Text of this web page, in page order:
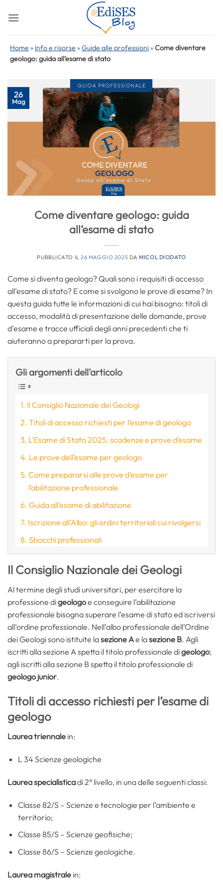
Home » Info e risorse »Guide alle professioni »Come diventare
geologo: guida all’esame di stato
26
Mag
Come diventare geologo: guida
all’esame di stato
PUBBLICATO IL26 MAGGIO 2025 DA MICOL DIODATO
Come si diventa geologo? Quali sono i requisiti di accesso
all’esame di stato? E come si svolgono le prove di esame? In
questa guida tutte le informazioni di cui hai bisogno: titoli di
accesso, modalità di presentazione delle domande, prove
d’esame e tracce ufficiali degli anni precedenti che ti
aiuteranno a prepararti per la prova.
Gli argomenti dell'articolo
Il Consiglio Nazionale dei Geologi
Titoli di accesso richiesti per l’esame di geologo
L’Esame di Stato 2025: scadenze e prove d’esame
Le prove dell’esame per geologo
Come prepararsi alle prove d’esame per
l’abilitazione professionale
Guida all’esame di abilitazione
Iscrizione all’Albo: gli ordini territoriali cui rivolgersi
Sbocchi professionali
Il Consiglio Nazionale dei Geologi
Al termine degli studi universitari, per esercitare la
professione digeologoe conseguire l’abilitazione
professionale bisogna superare l’esame di stato ed iscriversi
all’ordine professionale. Nell’albo professionale dell’Ordine
dei Geologi sono istituite lasezione Ae lasezione B. Agli
iscritti alla sezione A spetta il titolo professionale digeologo;
agli iscritti alla sezione B spetta il titolo professionale di
geologo junior.
Titoli di accesso richiesti per l’esame di
geologo
Laurea triennale in:
L 34 Scienze geologiche
Laurea specialisticadi 2° livello, in una delle seguenti classi:
Classe 82/S – Scienze e tecnologie per l’ambiente e
territorio;
Classe 85/S – Scienze geofisiche;
Classe 86/S – Scienze geologiche.
Laurea magistrale in: